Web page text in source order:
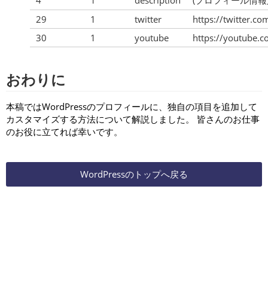
29
1 twitter
https://
30
1 youtube https://
おわりに
本稿ではWordPressのプロフィールに、独自の項目を追加して
カスタマイズする方法について解説しました。 皆さんのお仕事
のお役に立てれば幸いです。
WordPressのトップへ戻る